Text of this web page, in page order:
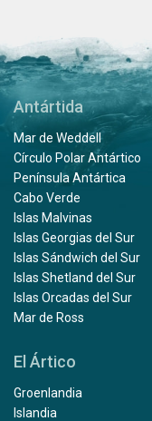
Antártida
Mar de Weddell
Círculo Polar Antártico
Península Antártica
Cabo Verde
Islas Malvinas
Islas Georgias del Sur
Islas Sándwich del Sur
Islas Shetland del Sur
Islas Orcadas del Sur
Mar de Ross
El Ártico
Groenlandia
Islandia